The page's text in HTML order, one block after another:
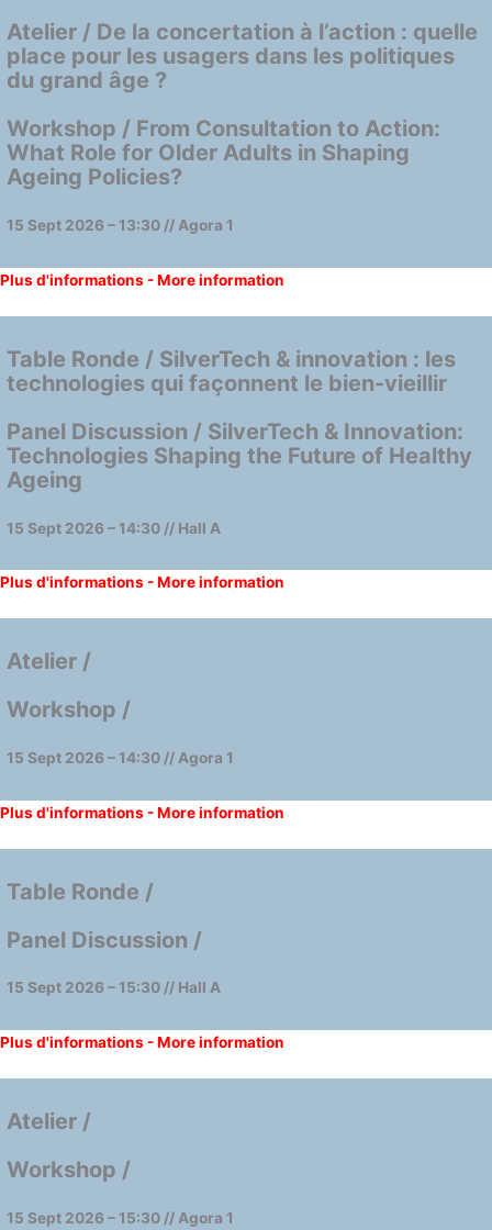
Atelier / De la concertation à l’action : quelle
place pour les usagers dans les politiques
du grand âge ?
Workshop / From Consultation to Action:
What Role for Older Adults in Shaping
Ageing Policies?
15 Sept 2026 – 13:30 // Agora 1
Plus d'informations - More information
Table Ronde / SilverTech & innovation : les
technologies qui façonnent le bien-vieillir
Panel Discussion / SilverTech & Innovation:
Technologies Shaping the Future of Healthy
Ageing
15 Sept 2026 – 14:30 // Hall A
Plus d'informations - More information
Atelier /
Workshop /
15 Sept 2026 – 14:30 // Agora 1
Plus d'informations - More information
Table Ronde /
Panel Discussion /
15 Sept 2026 – 15:30 // Hall A
Plus d'informations - More information
Atelier /
Workshop /
15 Sept 2026 – 15:30 // Agora 1